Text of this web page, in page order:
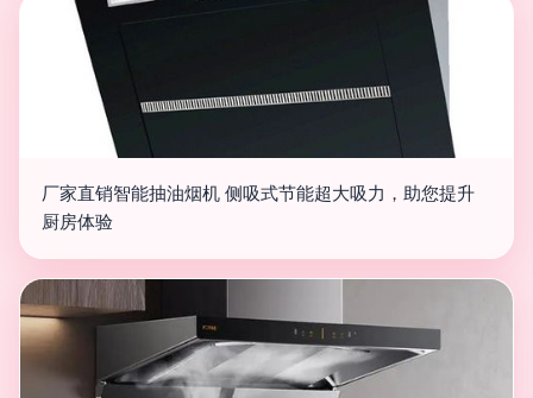
厂家直销智能抽油烟机 侧吸式节能超大吸力，助您提升
厨房体验